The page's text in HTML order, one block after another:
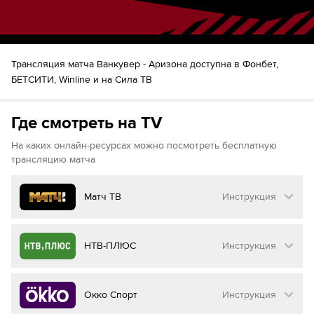
доп. время: 0:1
62
Брок Бесер
Трансляция матча Ванкувер - Аризона доступна в Фонбет,
БЕТСИТИ, Winline и на Сила ТВ
Где смотреть на TV
На каких онлайн-ресурсах можно посмотреть бесплатную
трансляцию матча
Матч ТВ Инструкция
Как смотреть бесплатно трансляцию матча
Матч ТВ
Инструкция
Перейдите на сайт МАТЧ ТВ
НТВ-ПЛЮС Инструкция
Как смотреть бесплатно трансляцию матча
на НТВ ПЛЮС
Окко Спорт Инструкция